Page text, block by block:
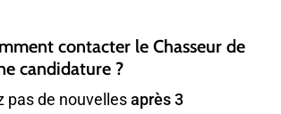
contacter le Chasseur de
candidature ?
pas de nouvellesaprès 3